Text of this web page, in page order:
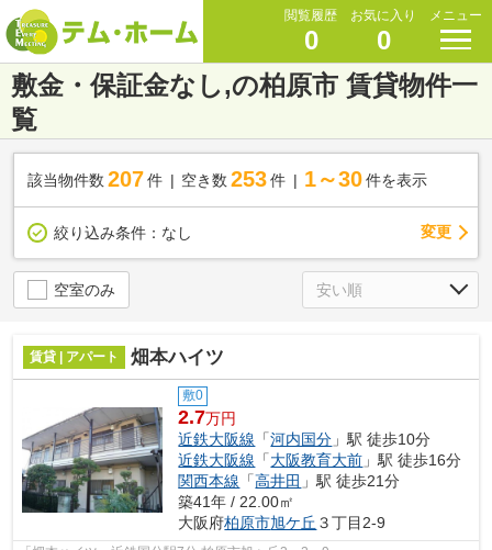
閲覧履歴
0
お気に入り
0
メニュー
敷金・保証金なし,の柏原市 賃貸物件一
覧
該当物件数 207件 空き数 253 件 1～30 件を表示
絞り込み条件： なし 変更
空室のみ
賃貸 | アパート 畑本ハイツ
敷0
2.7万円
近鉄大阪線 「河内国分 」駅 徒歩10分
近鉄大阪線 「大阪教育大前 」駅 徒歩16分
関西本線 「高井田 」駅 徒歩21分
築41年 / 22.00㎡
大阪府柏原市旭ケ丘 ３丁目2-9